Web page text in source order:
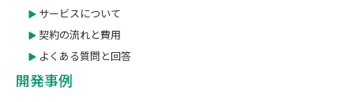
サービスについて
契約の流れと費用
よくある質問と回答
開発事例